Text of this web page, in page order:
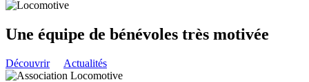
Une équipe de bénévoles très motivée
Découvrir Actualités